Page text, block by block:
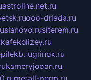
astroline.net.ru
ooo-driada.ru
siterem.ru
kafekolizey.ru
grinox.ru
kameryjooan.ru
metall-perm.ru